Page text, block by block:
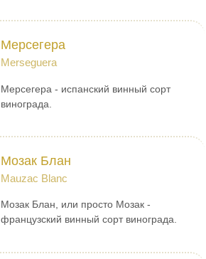
Мерсегера
Merseguera
Мерсегера - испанский винный сорт
винограда.
Мозак Блан
Mauzac Blanc
Мозак Блан, или просто Мозак -
французский винный сорт винограда.